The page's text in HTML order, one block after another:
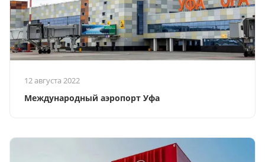
12 августа 2022
Международный аэропорт Уфа